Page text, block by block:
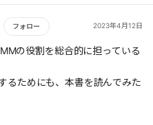
に向き合って開発していた頃を
フォロー 2023年4月12日
の役割を総合的に担っている
るためにも、本書を読んでみた